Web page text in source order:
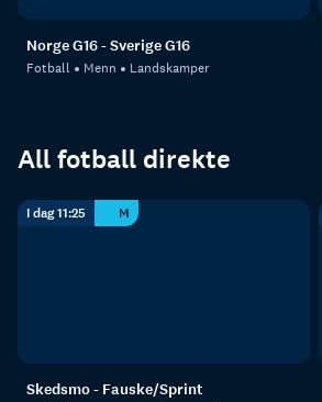
Norge G16 - Sverige G16
Fotball Menn Landskamper
All fotball direkte
I dag 11:25 M
Skedsmo - Fauske/Sprint